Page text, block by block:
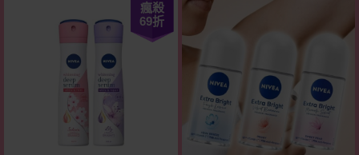
瘋殺
69折